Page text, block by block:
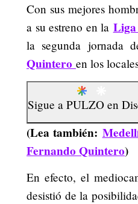
Con sus mejores
a su estreno en la Liga
la segunda jornada
Quintero en los
Sigue a PULZO en
(Lea también:
Fernando Quintero)
En efecto, el
desistió de la